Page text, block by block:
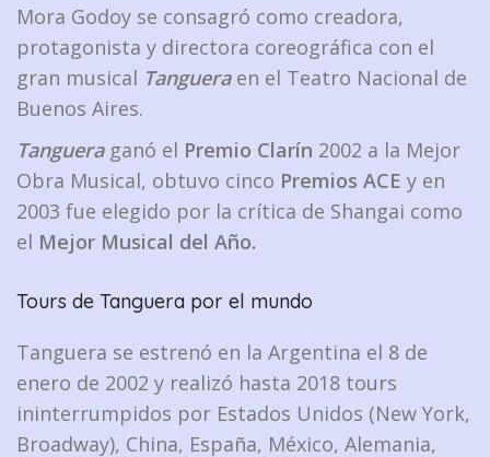
Mora Godoy se consagró como creadora,
protagonista y directora coreográfica con el
gran musical Tangueraen el Teatro Nacional de
Buenos Aires.
Tangueraganó el Premio Clarín 2002 a la Mejor
Obra Musical, obtuvo cinco Premios ACE y en
2003 fue elegido por la crítica de Shangai como
el Mejor Musical del Año.
Tours de Tanguera por el mundo
Tanguera se estrenó en la Argentina el 8 de
enero de 2002 y realizó hasta 2018 tours
ininterrumpidos por Estados Unidos (New York,
Broadway), China, España, México, Alemania,